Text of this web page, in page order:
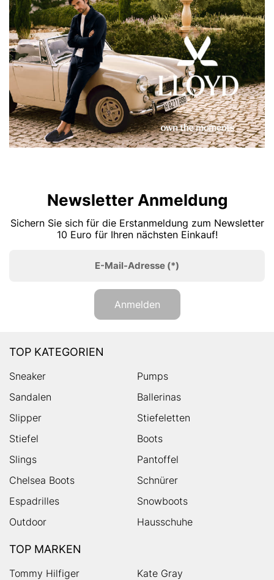
Newsletter Anmeldung
Sichern Sie sich für die Erstanmeldung zum Newsletter
10 Euro für Ihren nächsten Einkauf!
E-Mail-Adresse (*)
Anmelden
TOP KATEGORIEN
Sneaker
Pumps
Sandalen
Ballerinas
Slipper
Stiefeletten
Stiefel
Boots
Slings
Pantoffel
Chelsea Boots
Schnürer
Espadrilles
Snowboots
Outdoor
Hausschuhe
TOP MARKEN
Tommy Hilfiger
Kate Gray